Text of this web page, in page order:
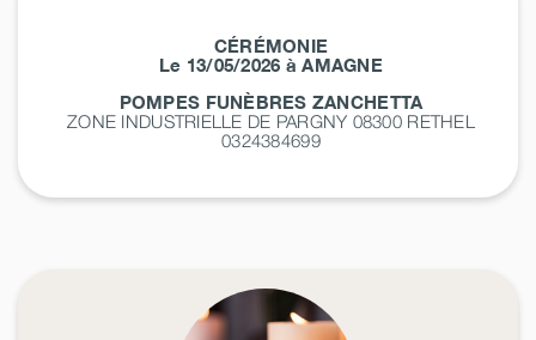
CÉRÉMONIE
Le 13/05/2026 à AMAGNE
POMPES FUNÈBRES ZANCHETTA
ZONE INDUSTRIELLE DE PARGNY 08300 RETHEL
0324384699